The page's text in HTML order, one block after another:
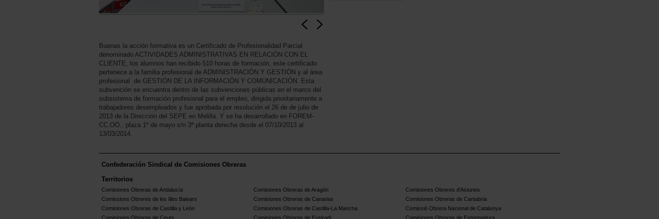
Buenas la acción formativa es un Certificado de Profesionalidad Parcial
denominado ACTIVIDADES ADMINISTRATIVAS EN RELACIÓN CON EL
CLIENTE, los alumnos han recibido 510 horas de formación, este certificado
pertenece a la familia profesional de ADMINISTRACIÓN Y GESTIÓN y al área
profesional de GESTIÓN DE LA INFORMACIÓN Y COMUNICACIÓN. Esta
subvención se encuentra dentro de las subvenciones públicas en el marco del
subsistema de formación profesional para el empleo, dirigida prioritariamente a
trabajadores desempleados y fue aprobada por resolución el 26 de de julio de
2013 de la Dirección del SEPE en Melilla. Y se ha desarrollado en FOREM-
CC.OO., plaza 1º de mayo s/n 3ª planta derecha desde el 07/10/2013 al
13/03/2014.
Confederación Sindical de Comisiones Obreras
Territorios
Comisiones Obreras de Andalucía Comisiones Obreras de Aragón
Comisiones Obreres d'Asturies
Comissions Obreres de les Illes Balears
Comisiones Obreras de Canarias
Comisiones Obreras de Cantabria
Comisiones Obreras de Castilla y León
Comisiones Obreras de Castilla-La Mancha
Comissió Obrera Nacional de Catalunya
Comisiones Obreras de Ceuta
Comisiones Obreras de Euskadi Comisiones Obreras de Extremadura